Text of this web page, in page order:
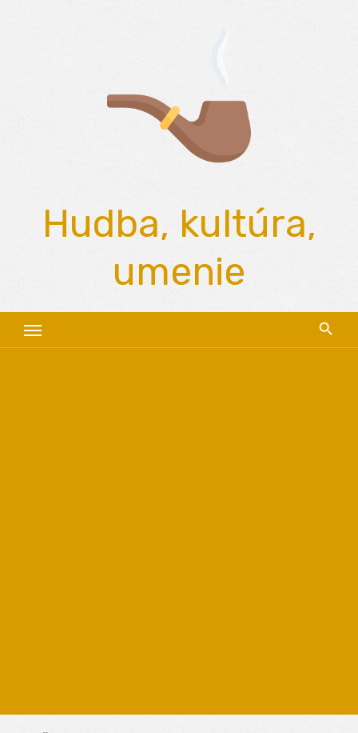
Hudba, kultúra,
umenie